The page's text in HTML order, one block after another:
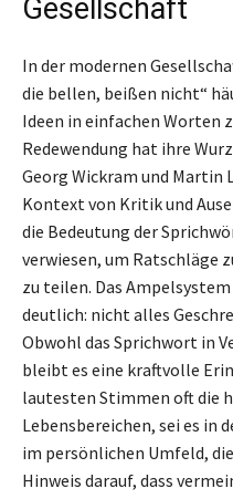
Gesellschaft
In der modernen
die bellen, beißen nicht“
Ideen in einfachen Worten
Redewendung hat ihre
Georg Wickram und Martin
Kontext von Kritik und
die Bedeutung der
verwiesen, um Ratschläge
zu teilen. Das
deutlich: nicht alles
Obwohl das Sprichwort in
bleibt es eine kraftvolle
lautesten Stimmen oft die
Lebensbereichen, sei es in
im persönlichen Umfeld,
Hinweis darauf, dass